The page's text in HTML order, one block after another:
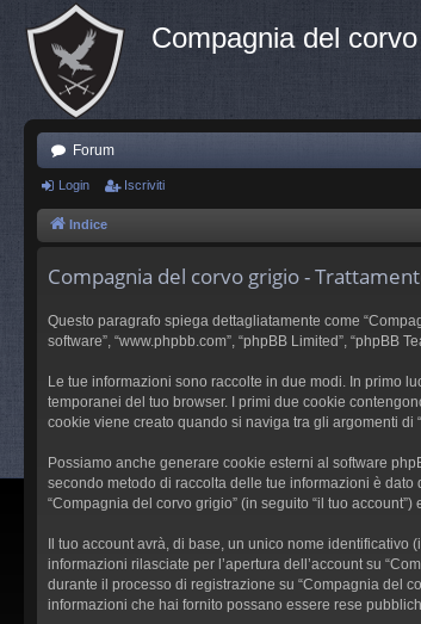
Compagnia del
Forum
Login Iscriviti
Indice
Compagnia del corvo grigio -
Questo paragrafo spiega dettagliatamente come
software”, “www.phpbb.com”, “phpBB Limited”, “phpBB
Le tue informazioni sono raccolte in due modi. In primo
temporanei del tuo browser. I primi due cookie
cookie viene creato quando si naviga tra gli argomenti
Possiamo anche generare cookie esterni al software
secondo metodo di raccolta delle tue informazioni è
“Compagnia del corvo grigio” (in seguito “il tuo
Il tuo account avrà, di base, un unico nome identificativo
informazioni rilasciate per l’apertura dell’account su
durante il processo di registrazione su “Compagnia del
informazioni che hai fornito possano essere rese